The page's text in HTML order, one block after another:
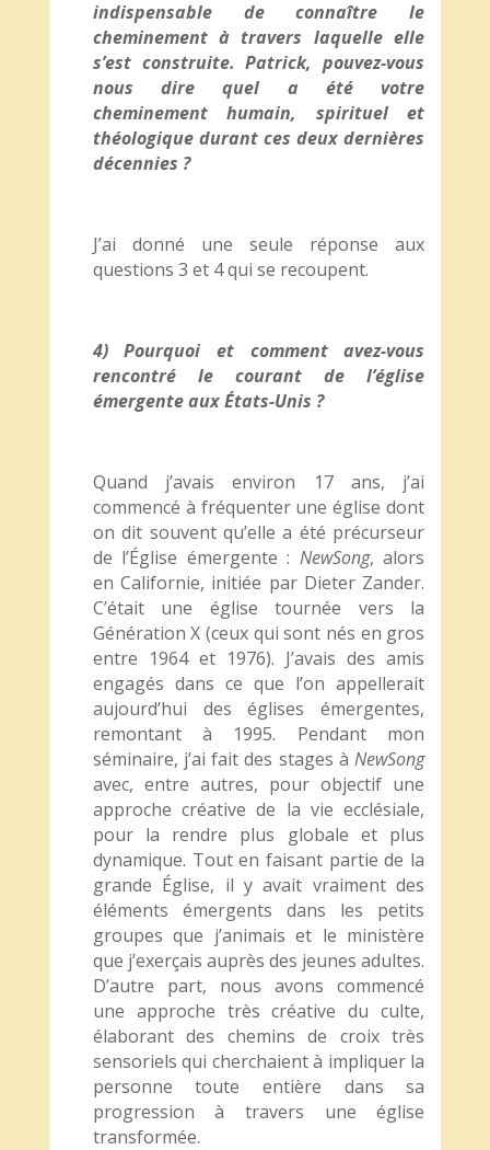
indispensable de connaître le
cheminement à travers laquelle elle
s’est construite. Patrick, pouvez-vous
nous dire quel a été votre
cheminement humain, spirituel et
théologique durant ces deux dernières
décennies ?
J’ai donné une seule réponse aux
questions 3 et 4 qui se recoupent.
4) Pourquoi et comment avez-vous
rencontré le courant de l’église
émergente aux États-Unis ?
Quand j’avais environ 17 ans, j’ai
commencé à fréquenter une église dont
on dit souvent qu’elle a été précurseur
de l’Église émergente : NewSong, alors
en Californie, initiée par Dieter Zander.
C’était une église tournée vers la
Génération X (ceux qui sont nés en gros
entre 1964 et 1976). J’avais des amis
engagés dans ce que l’on appellerait
aujourd’hui des églises émergentes,
remontant à 1995. Pendant mon
séminaire, j’ai fait des stages àNewSong
avec, entre autres, pour objectif une
approche créative de la vie ecclésiale,
pour la rendre plus globale et plus
dynamique. Tout en faisant partie de la
grande Église, il y avait vraiment des
éléments émergents dans les petits
groupes que j’animais et le ministère
que j’exerçais auprès des jeunes adultes.
D’autre part, nous avons commencé
une approche très créative du culte,
élaborant des chemins de croix très
sensoriels qui cherchaient à impliquer la
personne toute entière dans sa
progression à travers une église
transformée.